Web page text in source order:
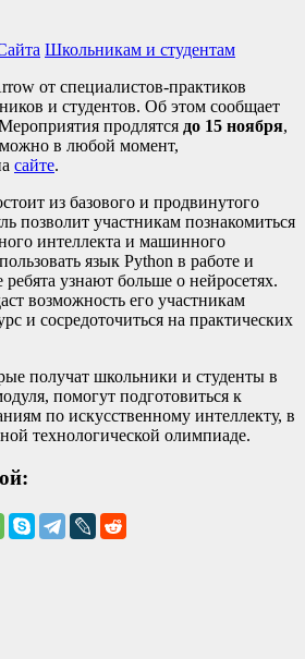
Школьникам и студентам
от специалистов-практиков
и студентов. Об этом сообщает
продлятся до 15 ноября,
в любой момент,
сайте.
из базового и продвинутого
позволит участникам познакомиться
интеллекта и машинного
язык Python в работе и
узнают больше о нейросетях.
возможность его участникам
и сосредоточиться на практических
получат школьники и студенты в
помогут подготовиться к
по искусственному интеллекту, в
технологической олимпиаде.